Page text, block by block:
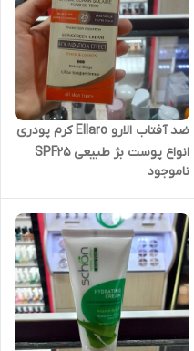
ضد آفتاب الارو Ellaro کرم پودری
انواع پوست بژ طبیعی SPF25
ناموجود